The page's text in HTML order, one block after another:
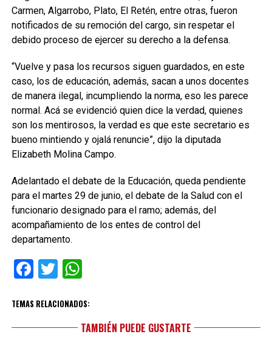
Carmen, Algarrobo, Plato, El Retén, entre otras, fueron
notificados de su remoción del cargo, sin respetar el
debido proceso de ejercer su derecho a la defensa.
“Vuelve y pasa los recursos siguen guardados, en este
caso, los de educación, además, sacan a unos docentes
de manera ilegal, incumpliendo la norma, eso les parece
normal. Acá se evidenció quien dice la verdad, quienes
son los mentirosos, la verdad es que este secretario es
bueno mintiendo y ojalá renuncie”, dijo la diputada
Elizabeth Molina Campo.
Adelantado el debate de la Educación, queda pendiente
para el martes 29 de junio, el debate de la Salud con el
funcionario designado para el ramo; además, del
acompañamiento de los entes de control del
departamento.
Facebook
TwitterWhatsApp
TEMAS RELACIONADOS:
TAMBIÉN PUEDE GUSTARTE